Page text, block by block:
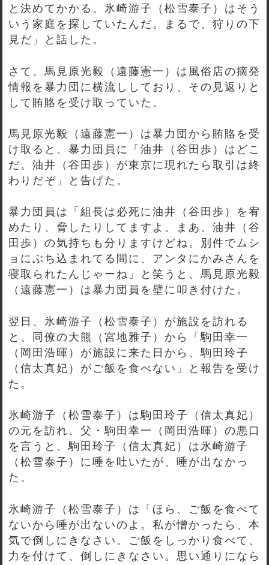
と決めてかかる。氷崎游子（松雪泰子）はそう
いう家庭を探していたんだ。まるで、狩りの下
見だ」と話した。
さて、馬見原光毅（遠藤憲一）は風俗店の摘発
情報を暴力団に横流ししており、その見返りと
して賄賂を受け取っていた。
馬見原光毅（遠藤憲一）は暴力団から賄賂を受
け取ると、暴力団員に「油井（谷田歩）はどこ
だ。油井（谷田歩）が東京に現れたら取引は終
わりだぞ」と告げた。
暴力団員は「組長は必死に油井（谷田歩）を宥
めたり、脅したりしてますよ。まあ、油井（谷
田歩）の気持ちも分りますけどね。別件でムシ
ョにぶち込まれてる間に、アンタにかみさんを
寝取られたんじゃーね」と笑うと、馬見原光毅
（遠藤憲一）は暴力団員を壁に叩き付けた。
翌日、氷崎游子（松雪泰子）が施設を訪れる
と、同僚の大熊（宮地雅子）から「駒田幸一
（岡田浩暉）が施設に来た日から、駒田玲子
（信太真妃）がご飯を食べない」と報告を受け
た。
氷崎游子（松雪泰子）は駒田玲子（信太真妃）
の元を訪れ、父・駒田幸一（岡田浩暉）の悪口
を言うと、駒田玲子（信太真妃）は氷崎游子
（松雪泰子）に唾を吐いたが、唾が出なかっ
た。
氷崎游子（松雪泰子）は「ほら、ご飯を食べて
ないから唾が出ないのよ。私が憎かったら、本
気で倒しにきなさい。ご飯をしっかり食べて、
力を付けて、倒しにきなさい。思い通りになら